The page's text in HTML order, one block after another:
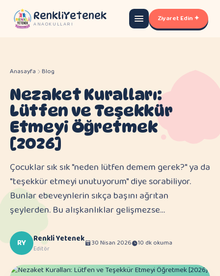
RenkliYetenek
ANAOKULLARI
Ziyaret Edin ✦
Anasayfa Blog
Nezaket Kuralları:
Lütfen ve Teşekkür
Etmeyi Öğretmek
[2026]
Çocuklar sık sık "neden lütfen demem gerek?" ya da
"teşekkür etmeyi unutuyorum" diye sorabiliyor.
Bunlar ebeveynlerin sıkça başını ağrıtan
şeylerden. Bu alışkanlıklar gelişmezse…
RY Renkli Yetenek
Editör
30 Nisan 2026 10 dk okuma